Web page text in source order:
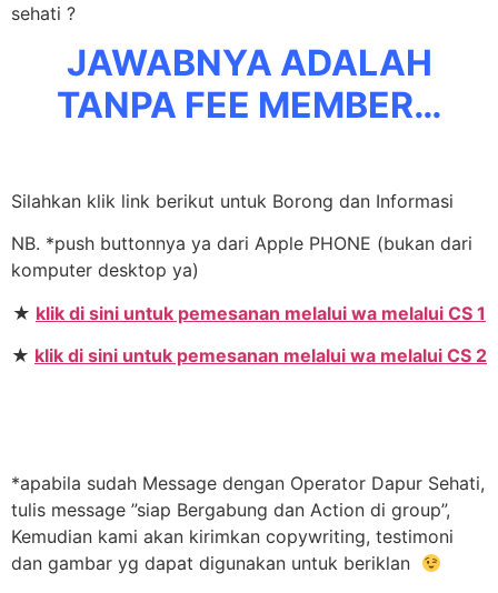
sehati ?
JAWABNYA ADALAH
TANPA FEE MEMBER…
Silahkan klik link berikut untuk Borong dan Informasi
NB. *push buttonnya ya dari Apple PHONE (bukan dari
komputer desktop ya)
★ klik di sini untuk pemesanan melalui wa melalui CS 1
★ klik di sini untuk pemesanan melalui wa melalui CS 2
*apabila sudah Message dengan Operator Dapur Sehati,
tulis message ”siap Bergabung dan Action di group”,
Kemudian kami akan kirimkan copywriting, testimoni
dan gambar yg dapat digunakan untuk beriklan